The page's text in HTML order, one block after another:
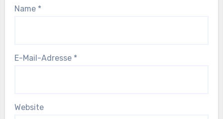
Name *
E-Mail-Adresse *
Website